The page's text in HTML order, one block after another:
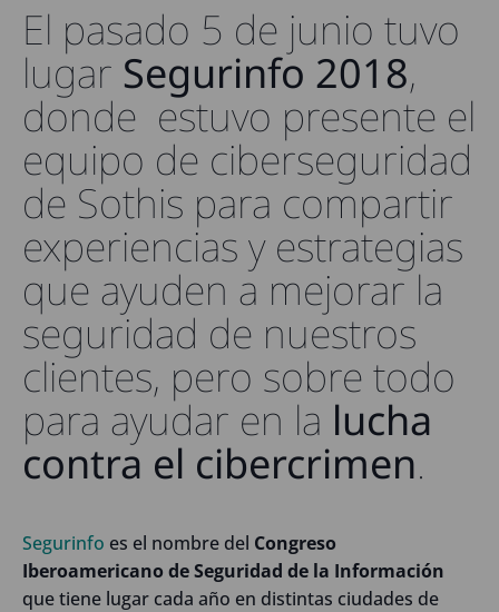
El pasado 5 de junio tuvo
lugar Segurinfo 2018,
donde estuvo presente el
equipo de ciberseguridad
de Sothis para compartir
experiencias y estrategias
que ayuden a mejorar la
seguridad de nuestros
clientes, pero sobre todo
para ayudar en la lucha
contra el cibercrimen.
Segurinfo es el nombre del Congreso
Iberoamericano de Seguridad de la Información
que tiene lugar cada año en distintas ciudades de